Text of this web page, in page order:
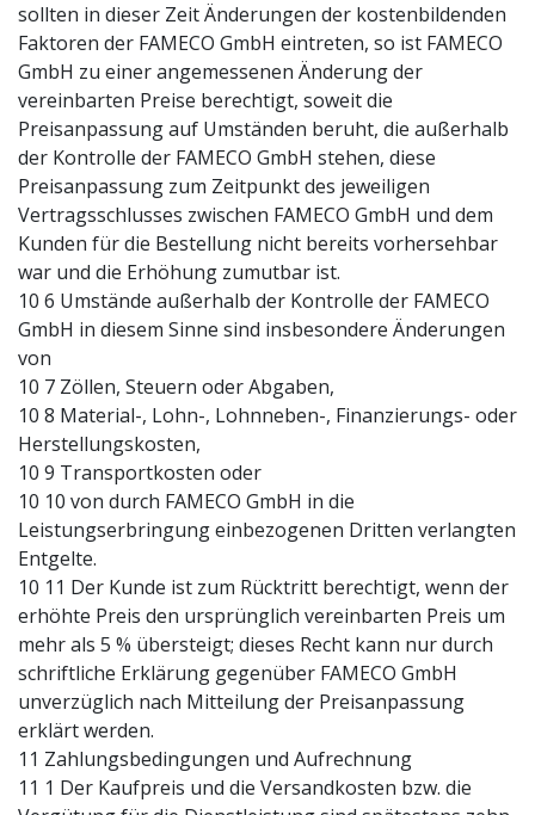
sollten in dieser Zeit Änderungen der kostenbildenden
Faktoren der FAMECO GmbH eintreten, so ist FAMECO
GmbH zu einer angemessenen Änderung der
vereinbarten Preise berechtigt, soweit die
Preisanpassung auf Umständen beruht, die außerhalb
der Kontrolle der FAMECO GmbH stehen, diese
Preisanpassung zum Zeitpunkt des jeweiligen
Vertragsschlusses zwischen FAMECO GmbH und dem
Kunden für die Bestellung nicht bereits vorhersehbar
war und die Erhöhung zumutbar ist.
10 6 Umstände außerhalb der Kontrolle der FAMECO
GmbH in diesem Sinne sind insbesondere Änderungen
von
10 7 Zöllen, Steuern oder Abgaben,
10 8 Material-, Lohn-, Lohnneben-, Finanzierungs- oder
Herstellungskosten,
10 9 Transportkosten oder
10 10 von durch FAMECO GmbH in die
Leistungserbringung einbezogenen Dritten verlangten
Entgelte.
10 11 Der Kunde ist zum Rücktritt berechtigt, wenn der
erhöhte Preis den ursprünglich vereinbarten Preis um
mehr als 5 % übersteigt; dieses Recht kann nur durch
schriftliche Erklärung gegenüber FAMECO GmbH
unverzüglich nach Mitteilung der Preisanpassung
erklärt werden.
11 Zahlungsbedingungen und Aufrechnung
11 1 Der Kaufpreis und die Versandkosten bzw. die